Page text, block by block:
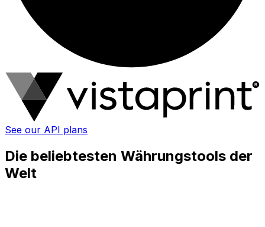
See our API plans
Die beliebtesten Währungstools der
Welt